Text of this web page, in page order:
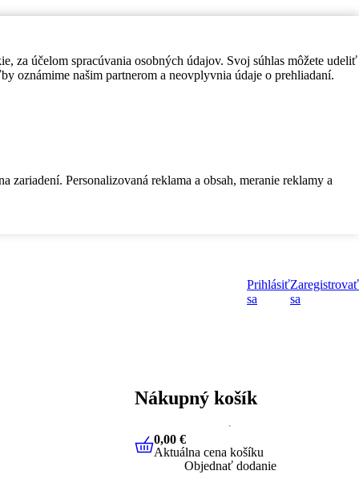
za účelom spracúvania osobných údajov. Svoj súhlas môžete udeliť
oznámime našim partnerom a neovplyvnia údaje o prehliadaní.
Personalizovaná reklama a obsah, meranie reklamy a
Prihlásiť
sa
Zaregistrovať
sa
Nákupný košík
0,00 €Aktuálna cena košíku
0,00 €
Aktuálna cena košíku
Objednať dodanie